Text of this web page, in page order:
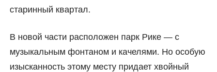
старинный квартал.
В новой части расположен парк Рике — с
музыкальным фонтаном и качелями. Но особую
изысканность этому месту придает хвойный